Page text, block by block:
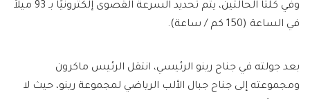
وفي كلتا الحالتين، يتم تحديد السرعة القصوى إلكترونيًا بـ 93 ميلاً
في الساعة (150 كم / ساعة).
بعد جولته في جناح رينو الرئيسي، انتقل الرئيس ماكرون
ومجموعته إلى جناح جبال الألب الرياضي لمجموعة رينو، حيث لا